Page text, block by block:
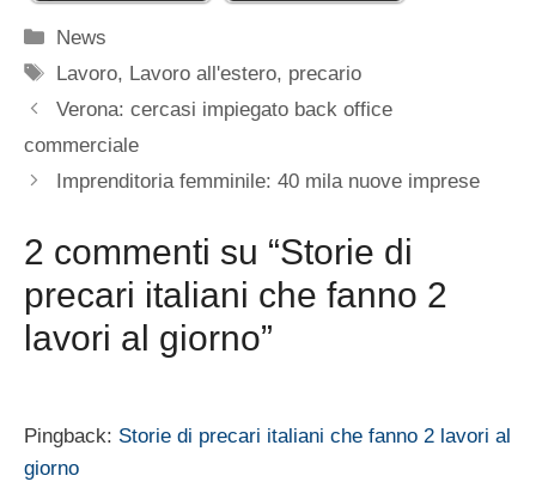
Categorie
News
Tag
Lavoro, Lavoro all'estero, precario
Verona: cercasi impiegato back office
commerciale
Imprenditoria femminile: 40 mila nuove imprese
2 commenti su “Storie di
precari italiani che fanno 2
lavori al giorno”
Pingback: Storie di precari italiani che fanno 2 lavori al
giorno